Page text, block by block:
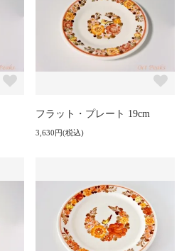
フラット・プレート 19cm
3,630円(税込)